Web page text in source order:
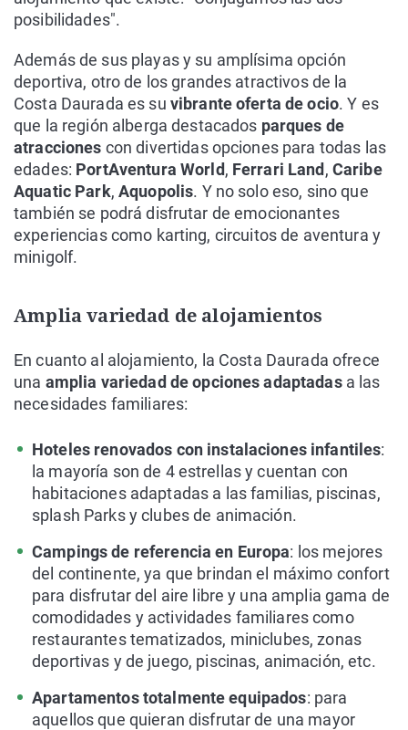
posibilidades".
Además de sus playas y su amplísima opción
deportiva, otro de los grandes atractivos de la
Costa Daurada es su vibrante oferta de ocio. Y es
que la región alberga destacados parques de
atracciones con divertidas opciones para todas las
edades: PortAventura World, Ferrari Land , Caribe
Aquatic Park, Aquopolis. Y no solo eso, sino que
también se podrá disfrutar de emocionantes
experiencias como karting, circuitos de aventura y
minigolf.
Amplia variedad de alojamientos
En cuanto al alojamiento, la Costa Daurada ofrece
una amplia variedad de opciones adaptadas a las
necesidades familiares:
Hoteles renovados con instalaciones infantiles:
la mayoría son de 4 estrellas y cuentan con
habitaciones adaptadas a las familias, piscinas,
splash Parks y clubes de animación.
Campings de referencia en Europa: los mejores
del continente, ya que brindan el máximo confort
para disfrutar del aire libre y una amplia gama de
comodidades y actividades familiares como
restaurantes tematizados, miniclubes, zonas
deportivas y de juego, piscinas, animación, etc.
Apartamentos totalmente equipados: para
aquellos que quieran disfrutar de una mayor